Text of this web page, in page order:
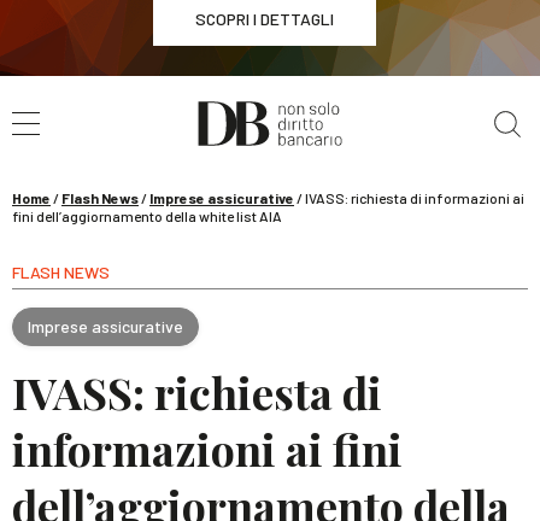
SCOPRI I DETTAGLI
WEBINAR / 29 settembre
Pignoramento presso terzi e ruolo della banca
Home / Flash News/ Imprese assicurative /IVASS: richiesta di informazioni ai
fini dell’aggiornamento della white list AIA
FLASH NEWS
Imprese assicurative
IVASS: richiesta di
informazioni ai fini
dell’aggiornamento della